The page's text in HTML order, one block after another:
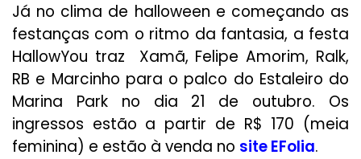
Já no clima de halloween e começando as
festanças com o ritmo da fantasia, a festa
HallowYou traz Xamã, Felipe Amorim, Ralk,
RB e Marcinho para o palco do Estaleiro do
Marina Park no dia 21 de outubro. Os
ingressos estão a partir de R$ 170 (meia
feminina) e estão à venda no site EFolia.